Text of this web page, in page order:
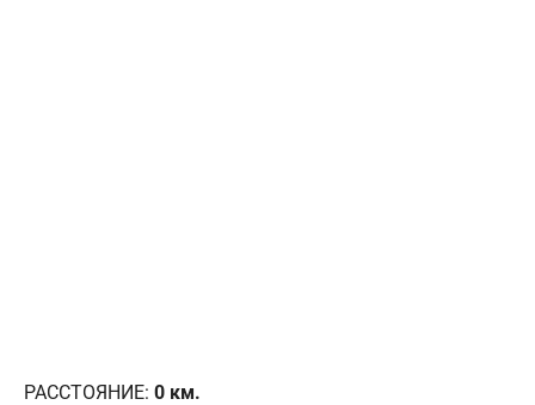
РАССТОЯНИЕ: 0 км.